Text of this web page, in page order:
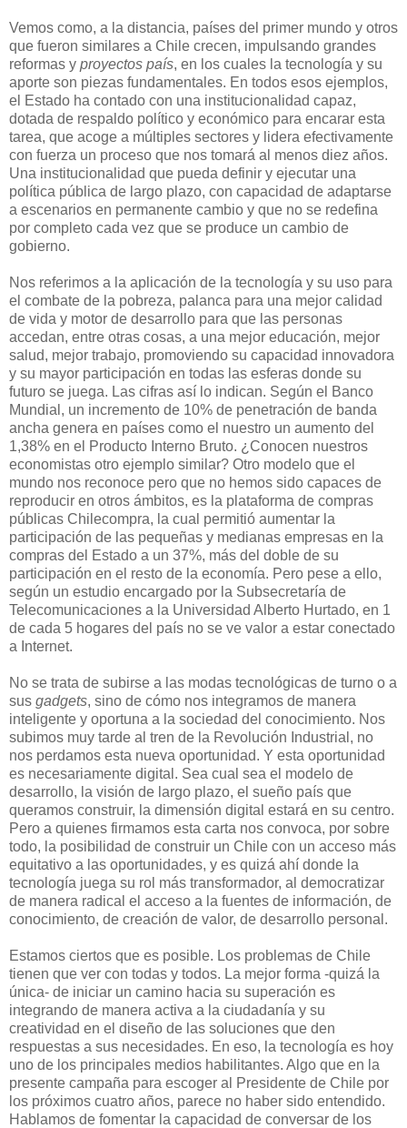
Vemos como, a la distancia, países del primer mundo y otros
que fueron similares a Chile crecen, impulsando grandes
reformas y proyectos país, en los cuales la tecnología y su
aporte son piezas fundamentales. En todos esos ejemplos,
el Estado ha contado con una institucionalidad capaz,
dotada de respaldo político y económico para encarar esta
tarea, que acoge a múltiples sectores y lidera efectivamente
con fuerza un proceso que nos tomará al menos diez años.
Una institucionalidad que pueda definir y ejecutar una
política pública de largo plazo, con capacidad de adaptarse
a escenarios en permanente cambio y que no se redefina
por completo cada vez que se produce un cambio de
gobierno.
Nos referimos a la aplicación de la tecnología y su uso para
el combate de la pobreza, palanca para una mejor calidad
de vida y motor de desarrollo para que las personas
accedan, entre otras cosas, a una mejor educación, mejor
salud, mejor trabajo, promoviendo su capacidad innovadora
y su mayor participación en todas las esferas donde su
futuro se juega. Las cifras así lo indican. Según el Banco
Mundial, un incremento de 10% de penetración de banda
ancha genera en países como el nuestro un aumento del
1,38% en el Producto Interno Bruto. ¿Conocen nuestros
economistas otro ejemplo similar? Otro modelo que el
mundo nos reconoce pero que no hemos sido capaces de
reproducir en otros ámbitos, es la plataforma de compras
públicas Chilecompra, la cual permitió aumentar la
participación de las pequeñas y medianas empresas en la
compras del Estado a un 37%, más del doble de su
participación en el resto de la economía. Pero pese a ello,
según un estudio encargado por la Subsecretaría de
Telecomunicaciones a la Universidad Alberto Hurtado, en 1
de cada 5 hogares del país no se ve valor a estar conectado
a Internet.
No se trata de subirse a las modas tecnológicas de turno o a
sus gadgets, sino de cómo nos integramos de manera
inteligente y oportuna a la sociedad del conocimiento. Nos
subimos muy tarde al tren de la Revolución Industrial, no
nos perdamos esta nueva oportunidad. Y esta oportunidad
es necesariamente digital. Sea cual sea el modelo de
desarrollo, la visión de largo plazo, el sueño país que
queramos construir, la dimensión digital estará en su centro.
Pero a quienes firmamos esta carta nos convoca, por sobre
todo, la posibilidad de construir un Chile con un acceso más
equitativo a las oportunidades, y es quizá ahí donde la
tecnología juega su rol más transformador, al democratizar
de manera radical el acceso a la fuentes de información, de
conocimiento, de creación de valor, de desarrollo personal.
Estamos ciertos que es posible. Los problemas de Chile
tienen que ver con todas y todos. La mejor forma -quizá la
única- de iniciar un camino hacia su superación es
integrando de manera activa a la ciudadanía y su
creatividad en el diseño de las soluciones que den
respuestas a sus necesidades. En eso, la tecnología es hoy
uno de los principales medios habilitantes. Algo que en la
presente campaña para escoger al Presidente de Chile por
los próximos cuatro años, parece no haber sido entendido.
Hablamos de fomentar la capacidad de conversar de los